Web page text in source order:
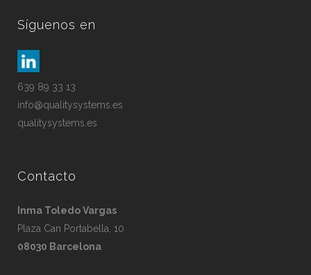
Síguenos en
639 89 33 13
info@qualitysystems.es
qualitysystems.es
Contacto
Inma Toledo Vargas
Plaza Can Portabella, 10
08030 Barcelona